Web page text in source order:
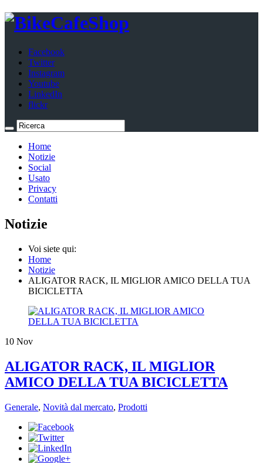
Facebook
Twitter
Instagram
Youtube
LinkedIn
flickr
Home
Notizie
Social
Usato
Privacy
Contatti
Notizie
Voi siete qui:
Home
Notizie
ALIGATOR RACK, IL MIGLIOR AMICO DELLA TUA
BICICLETTA
10 Nov
ALIGATOR RACK, IL MIGLIOR
AMICO DELLA TUA BICICLETTA
Generale, Novità dal mercato, Prodotti